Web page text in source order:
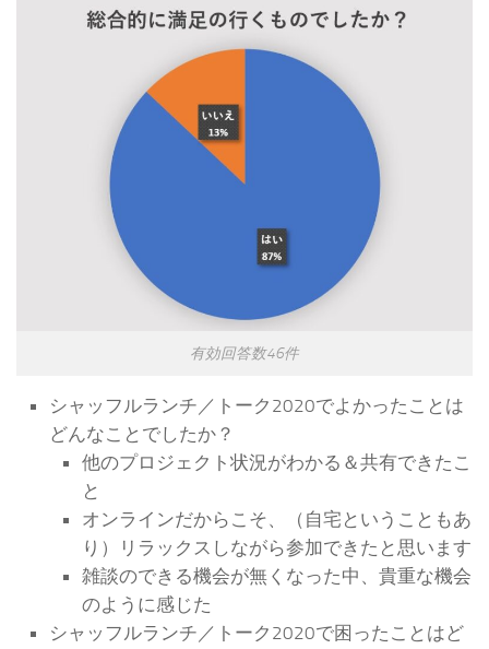
有効回答数46件
シャッフルランチ／トーク2020でよかったことは
どんなことでしたか？
他のプロジェクト状況がわかる＆共有できたこ
と
オンラインだからこそ、（自宅ということもあ
り）リラックスしながら参加できたと思います
雑談のできる機会が無くなった中、貴重な機会
のように感じた
シャッフルランチ／トーク2020で困ったことはど